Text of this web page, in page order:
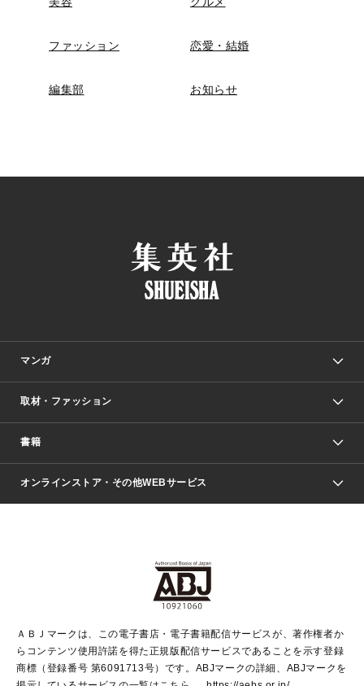
ファッション 恋愛・結婚
編集部 お知らせ
マンガ
少年マンガ
Vジャンプ
ジャンプルーキー！
ジャンプTOON
週刊ヤングジャンプ
ウルトラジャンプ
リマコミ＋
月刊オフィスユー
取材・ファッション
Seventeen
LEE
Marisol
芸能・情報・スポーツ
パラスポ＋！
書籍
文芸・文庫・総合
青春と読書
アジア人物史
集英社新書
集英社新書プラス
ライトノベル・ノベライズ
集英社Webマガジン Cobalt
集英社オレンジ文庫
シフォン文庫
集英社みらい文庫
S-KIDS.LAND
オンラインストア・その他WEBサービス
SHUEISHA MANGA-ART HERITAGE
HAPPY PLUS STORE
EDITOR'S LAB
ＡＢＪマークは、この電子書店・電子書籍配信サービスが、著作権者か
らコンテンツ使用許諾を得た正規版配信サービスであることを示す登録
商標（登録番号 第6091713号）です。ABJマークの詳細、ABJマークを